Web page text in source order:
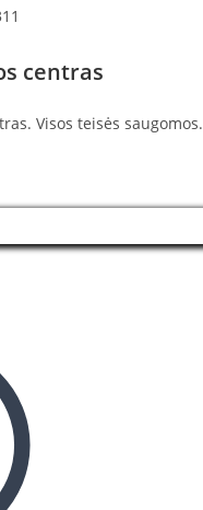
centras
Visos teisės saugomos.